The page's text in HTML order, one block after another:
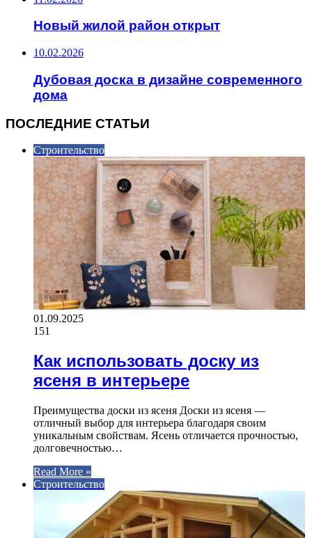
Новый жилой район открыт
10.02.2026
Дубовая доска в дизайне современного
дома
ПОСЛЕДНИЕ СТАТЬИ
Строительство
01.09.2025
151
Как использовать доску из
ясеня в интерьере
Преимущества доски из ясеня Доски из ясеня —
отличный выбор для интерьера благодаря своим
уникальным свойствам. Ясень отличается прочностью,
долговечностью…
Read More »
Строительство